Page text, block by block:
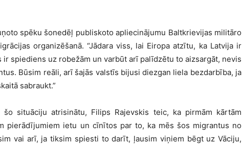
spēku šonedēļ publiskoto apliecinājumu Baltkrievijas militāro
organizēšanā. “Jādara viss, lai Eiropa atzītu, ka Latvija ir
spiediens uz robežām un varbūt arī palīdzētu to aizsargāt, nevis
Būsim reāli, arī šajās valstīs bijusi diezgan liela bezdarbība, ja
sabraukt.”
šo situāciju atrisinātu, Filips Rajevskis teic, ka pirmām kārtām
pierādījumiem ietu un cīnītos par to, ka mēs šos migrantus no
vai arī, ja tiksim spiesti to darīt, ļausim viņiem bēgt uz Vāciju,